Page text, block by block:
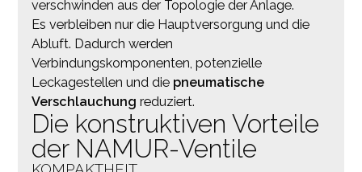
verschwinden aus der Topologie der Anlage.
Es verbleiben nur die Hauptversorgung und die
Abluft. Dadurch werden
Verbindungskomponenten, potenzielle
Leckagestellen und die pneumatische
Verschlauchung reduziert.
Die konstruktiven Vorteile
der NAMUR-Ventile